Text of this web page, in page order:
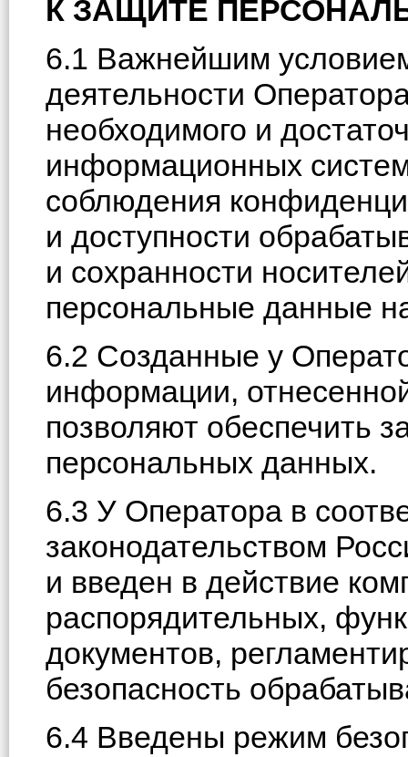
К ЗАЩИТЕ
6.1 Важнейшим
деятельности
необходимого и
информационных
соблюдения
и доступности
и сохранности
персональные данные
6.2 Созданные у
информации,
позволяют обеспечить
персональных данных.
6.3 У Оператора в
законодательством
и введен в действие
распорядительных,
документов,
безопасность
6.4 Введены режим